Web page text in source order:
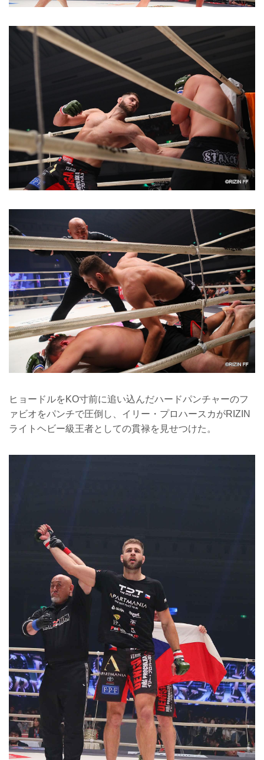
ヒョードルをKO寸前に追い込んだハードパンチャーのフ
ァビオをパンチで圧倒し、イリー・プロハースカがRIZIN
ライトヘビー級王者としての貫禄を見せつけた。